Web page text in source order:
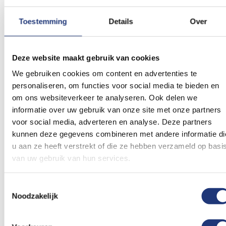
Toestemming Details Over
Deze website maakt gebruik van cookies
We gebruiken cookies om content en advertenties te
personaliseren, om functies voor social media te bieden en
om ons websiteverkeer te analyseren. Ook delen we
informatie over uw gebruik van onze site met onze partners
voor social media, adverteren en analyse. Deze partners
kunnen deze gegevens combineren met andere informatie
u aan ze heeft verstrekt of die ze hebben verzameld op
van uw gebruik van hun services.
Noodzakelijk
verlanglijst
Vlaggenkast teak
239,63
Excl. BTW
Voor 16:00 besteld, dezelfde
dag verzonden
In winkelmand
Grote vlaggenkast teak
409,09
Levertijd 5 werkdagen
In winkelmand
Voeg